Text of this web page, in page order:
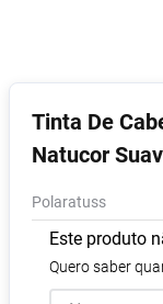
Tinta De
Natucor
Polaratuss
Este produto
Quero saber
9º Vitamina D
10º Lavitan